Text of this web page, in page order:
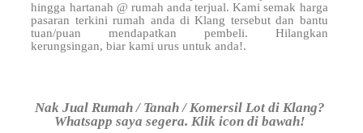
hingga hartanah @ rumah anda terjual. Kami semak harga
pasaran terkini rumah anda di Klang tersebut dan bantu
tuan/puan mendapatkan pembeli. Hilangkan
kerungsingan, biar kami urus untuk anda!.
Nak Jual Rumah / Tanah / Komersil Lot di Klang?
Whatsapp saya segera. Klik icon di bawah!